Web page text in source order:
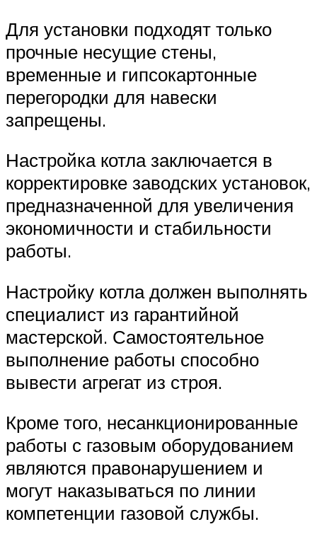
Для установки подходят только
прочные несущие стены,
временные и гипсокартонные
перегородки для навески
запрещены.
Настройка котла заключается в
корректировке заводских установок,
предназначенной для увеличения
экономичности и стабильности
работы.
Настройку котла должен выполнять
специалист из гарантийной
мастерской. Самостоятельное
выполнение работы способно
вывести агрегат из строя.
Кроме того, несанкционированные
работы с газовым оборудованием
являются правонарушением и
могут наказываться по линии
компетенции газовой службы.